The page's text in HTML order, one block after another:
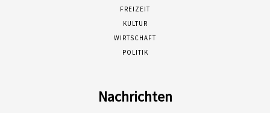
FREIZEIT
KULTUR
WIRTSCHAFT
POLITIK
Nachrichten